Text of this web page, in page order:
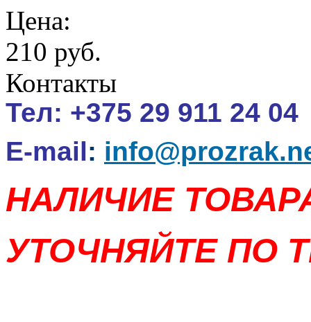
Цена:
210 руб.
Контакты
Тел: +375 29 911 24 04
E-mail:
НАЛИЧИЕ
УТОЧНЯЙТЕ ПО